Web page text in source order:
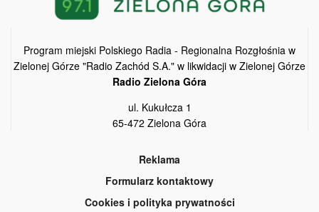
Program miejski Polskiego Radia - Regionalna Rozgłośnia w
Zielonej Górze "Radio Zachód S.A." w likwidacji w Zielonej Górze
Radio Zielona Góra
ul. Kukułcza 1
65-472 Zielona Góra
Reklama
Formularz kontaktowy
Cookies i polityka prywatności